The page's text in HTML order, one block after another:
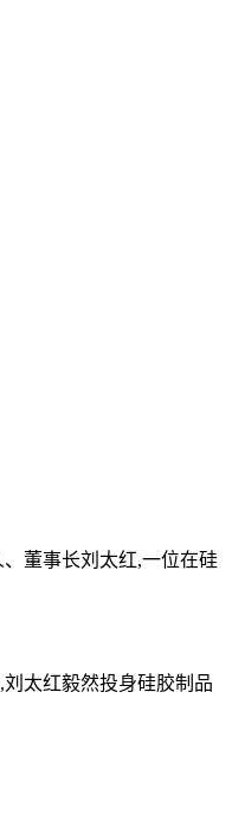
董事长刘太红,一位在硅
太红毅然投身硅胶制品